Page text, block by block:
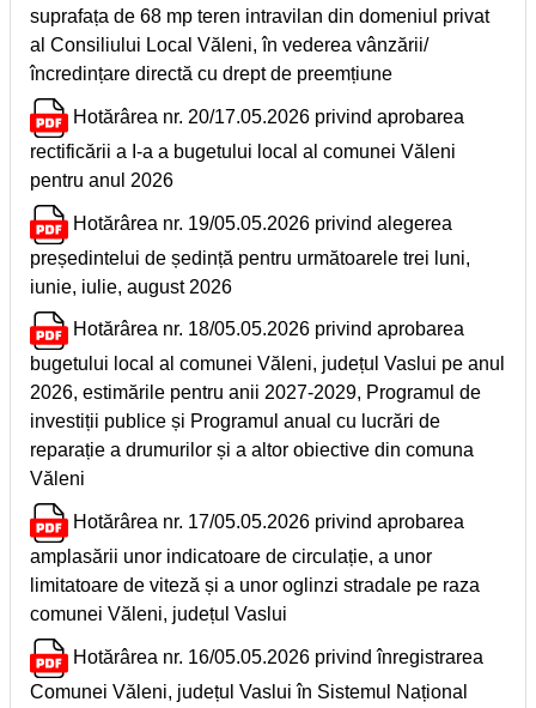
suprafața de 68 mp teren intravilan din domeniul privat
al Consiliului Local Văleni, în vederea vânzării/
încredințare directă cu drept de preemțiune
Hotărârea nr. 20/17.05.2026 privind aprobarea
rectificării a I-a a bugetului local al comunei Văleni
pentru anul 2026
Hotărârea nr. 19/05.05.2026 privind alegerea
președintelui de ședință pentru următoarele trei luni,
iunie, iulie, august 2026
Hotărârea nr. 18/05.05.2026 privind aprobarea
bugetului local al comunei Văleni, județul Vaslui pe anul
2026, estimările pentru anii 2027-2029, Programul de
investiții publice și Programul anual cu lucrări de
reparație a drumurilor și a altor obiective din comuna
Văleni
Hotărârea nr. 17/05.05.2026 privind aprobarea
amplasării unor indicatoare de circulație, a unor
limitatoare de viteză și a unor oglinzi stradale pe raza
comunei Văleni, județul Vaslui
Hotărârea nr. 16/05.05.2026 privind înregistrarea
Comunei Văleni, județul Vaslui în Sistemul Național